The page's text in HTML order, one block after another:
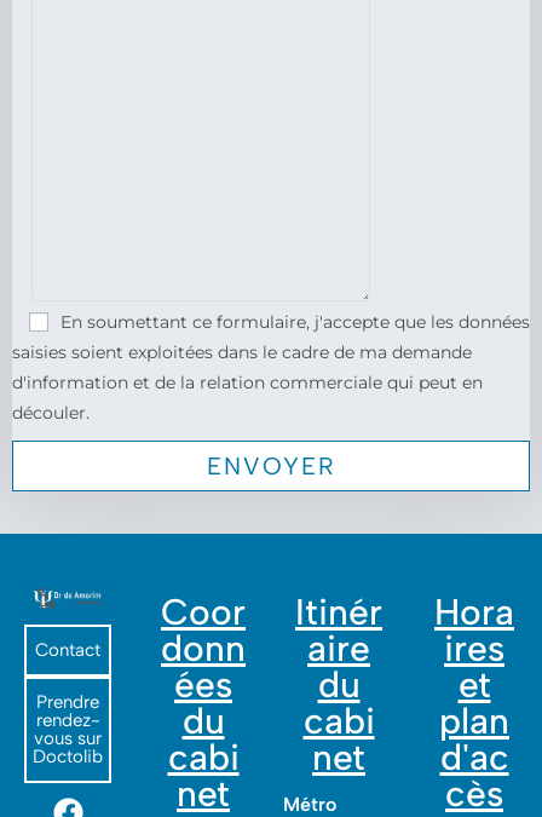
En soumettant ce formulaire, j'accepte que les données
saisies soient exploitées dans le cadre de ma demande
d'information et de la relation commerciale qui peut en
découler.
Contact
Prendre
rendez-
vous sur
Doctolib
Coor
donn
ées
du
cabi
net
Itinér
aire
du
cabi
net
Métro
Hora
ires
et
plan
d'ac
cès